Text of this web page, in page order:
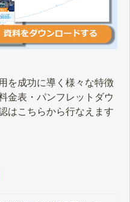
を成功に導く様々な特徴
金表・パンフレットダウ
はこちらから行なえます